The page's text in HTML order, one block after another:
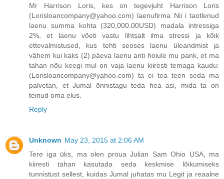
Mr Harrison Loris, kes on tegevjuht Harrison Loris
(Lorisloancompany@yahoo.com) laenufirma Nii i taotlenud
laenu summa kohta (320,000.00USD) madala intressiga
2%, et laenu võeti vastu lihtsalt ilma stressi ja kõik
ettevalmistused, kus tehti seoses laenu üleandmist ja
vähem kui kaks (2) päeva laenu anti hoiule mu pank, et ma
tahan nõu keegi mul on vaja laenu kiiresti temaga kaudu:
(Lorisloancompany@yahoo.com) ta ei tea teen seda ma
palvetan, et Jumal õnnistagu teda hea asi, mida ta on
teinud oma elus.
Reply
Unknown May 23, 2015 at 2:06 AM
Tere iga üks, ma olen proua Julian Sam Ohio USA, ma
kiiresti tahan kasutada seda keskmise lõikumiseks
tunnistust sellest, kuidas Jumal juhatas mu Legit ja reaalne